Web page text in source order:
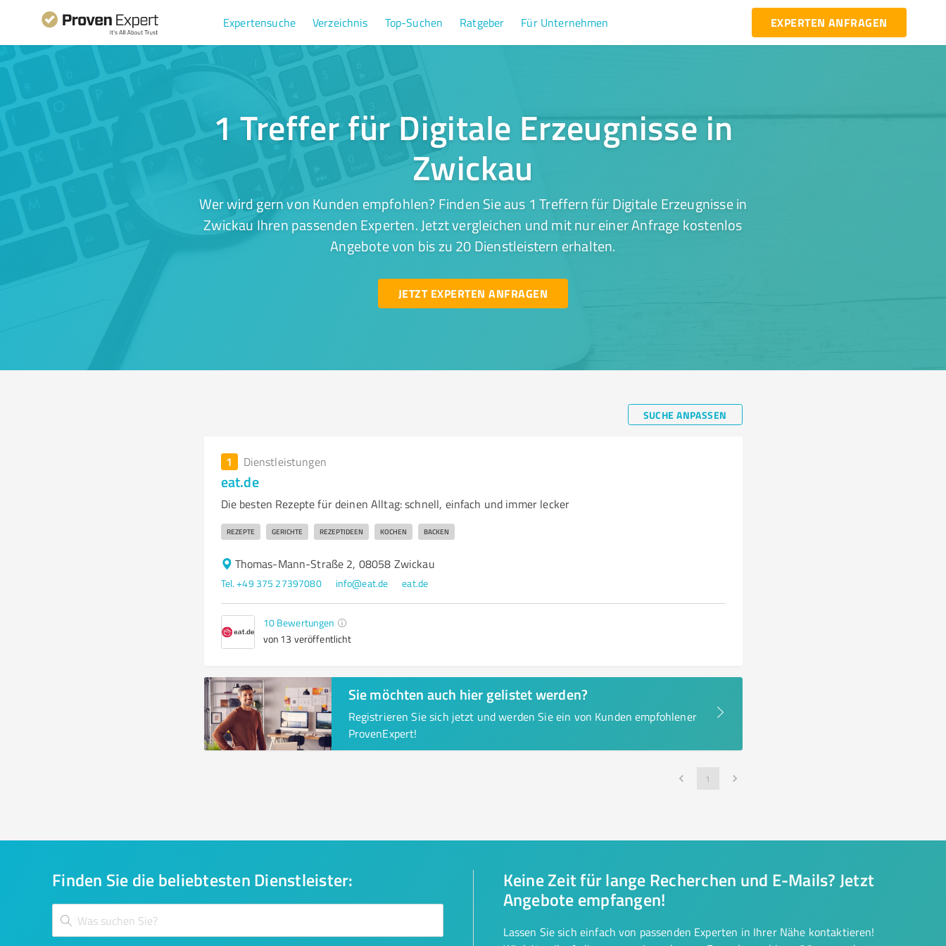
Expertensuche Verzeichnis Top-Suchen Ratgeber Für Unternehmen EXPERTEN ANFRAGEN
1 Treffer für Digitale Erzeugnisse in
Zwickau
Wer wird gern von Kunden empfohlen? Finden Sie aus 1 Treffern für Digitale Erzeugnisse in
Zwickau Ihren passenden Experten. Jetzt vergleichen und mit nur einer Anfrage kostenlos
Angebote von bis zu 20 Dienstleistern erhalten.
JETZT EXPERTEN ANFRAGEN
SUCHE ANPASSEN
1 Dienstleistungen
eat.de
Die besten Rezepte für deinen Alltag: schnell, einfach und immer lecker
REZEPTE GERICHTE REZEPTIDEEN KOCHEN BACKEN
Thomas-Mann-Straße 2, 08058 Zwickau
Tel. +49 375 27397080 info@eat.de eat.de
10 Bewertungen
von 13 veröffentlicht
Sie möchten auch hier gelistet werden?
Registrieren Sie sich jetzt und werden Sie ein von Kunden empfohlener
ProvenExpert!
1
Finden Sie die beliebtesten Dienstleister:
Keine Zeit für lange Recherchen und E-Mails? Jetzt
Angebote empfangen!
Lassen Sie sich einfach von passenden Experten in Ihrer Nähe kontaktieren!